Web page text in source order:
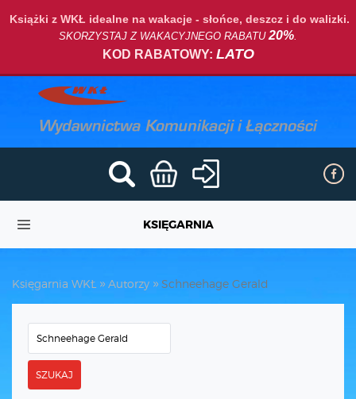
Książki z WKŁ idealne na wakacje - słońce, deszcz i do walizki.
SKORZYSTAJ Z WAKACYJNEGO RABATU20%.
KOD RABATOWY: LATO
KSIĘGARNIA
Księgarnia WKŁ Autorzy Schneehage Gerald
SZUKAJ